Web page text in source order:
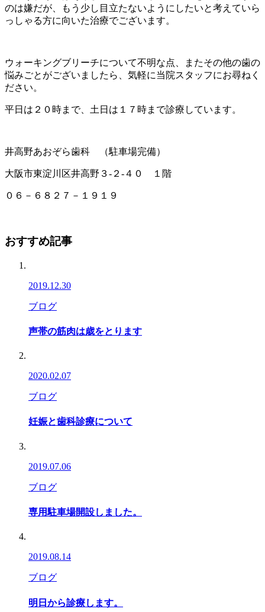
のは嫌だが、もう少し目立たないようにしたいと考えていら
っしゃる方に向いた治療でございます。
ウォーキングブリーチについて不明な点、またその他の歯の
悩みごとがございましたら、気軽に当院スタッフにお尋ねく
ださい。
平日は２０時まで、土日は１７時まで診療しています。
井高野あおぞら歯科 （駐車場完備）
大阪市東淀川区井高野３-２-４０ １階
０６－６８２７－１９１９
おすすめ記事
2019.12.30
ブログ
声帯の筋肉は歳をとります
2020.02.07
ブログ
妊娠と歯科診療について
2019.07.06
ブログ
専用駐車場開設しました。
2019.08.14
ブログ
明日から診療します。